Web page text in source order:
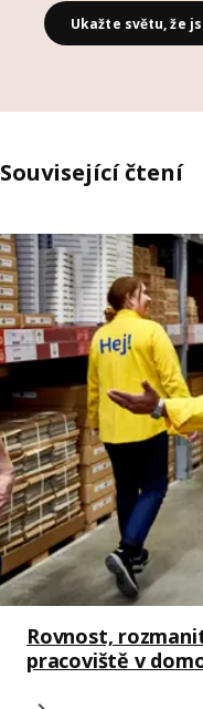
Ukažte světu, že
Související čtení
Rovnost,
pracoviště v